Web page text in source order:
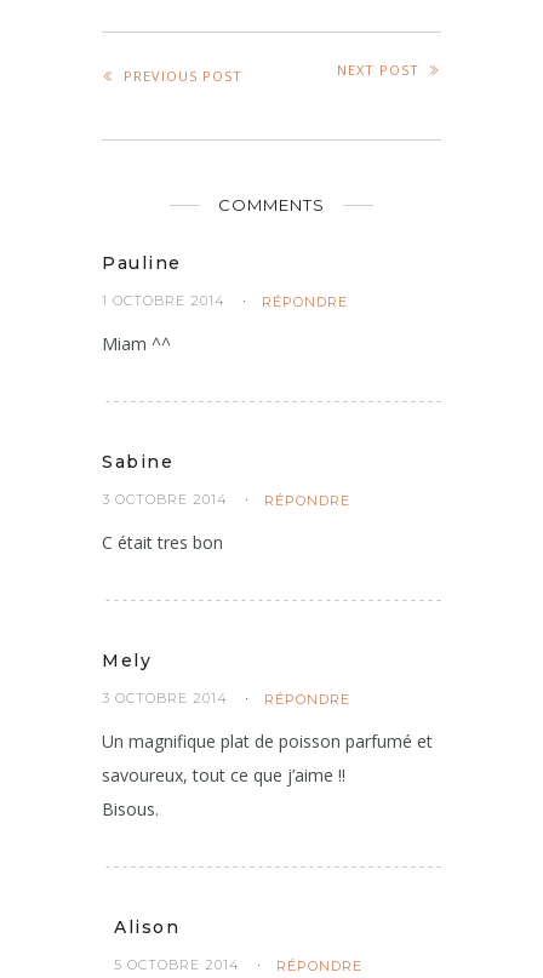
PREVIOUS POST NEXT POST
COMMENTS
Pauline
1 OCTOBRE 2014 RÉPONDRE
Miam ^^
Sabine
3 OCTOBRE 2014 RÉPONDRE
C était tres bon
Mely
3 OCTOBRE 2014 RÉPONDRE
Un magnifique plat de poisson parfumé et
savoureux, tout ce que j’aime !!
Bisous.
Alison
5 OCTOBRE 2014 RÉPONDRE